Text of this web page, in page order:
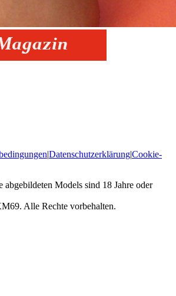
|Datenschutzerklärung|Cookie-
abgebildeten Models sind 18 Jahre oder
Alle Rechte vorbehalten.